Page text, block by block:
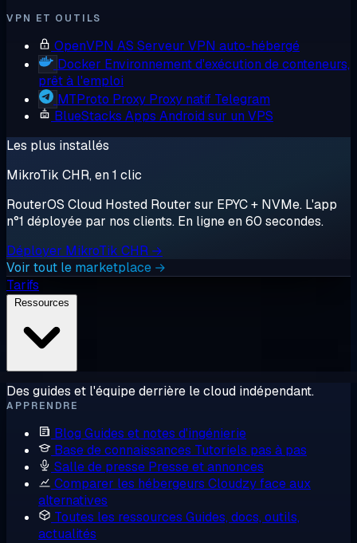
VPN ET OUTILS
OpenVPN AS Serveur VPN auto-hébergé
Docker Environnement d'exécution de conteneurs,
prêt à l'emploi
MTProto Proxy Proxy natif Telegram
BlueStacks Apps Android sur un VPS
Les plus installés
MikroTik CHR, en 1 clic
RouterOS Cloud Hosted Router sur EPYC + NVMe. L'app
n°1 déployée par nos clients. En ligne en 60 secondes.
Déployer MikroTik CHR →
Voir tout le marketplace →
Tarifs
Des guides et l'équipe derrière le cloud indépendant.
APPRENDRE
Blog Guides et notes d'ingénierie
Base de connaissances Tutoriels pas à pas
Salle de presse Presse et annonces
Comparer les hébergeurs Cloudzy face aux
alternatives
Toutes les ressources Guides, docs, outils,
actualités